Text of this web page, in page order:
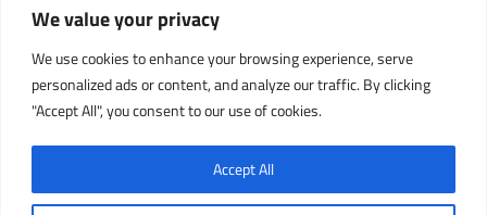
We value your privacy
We use cookies to enhance your browsing experience, serve
personalized ads or content, and analyze our traffic. By clicking
"Accept All", you consent to our use of cookies.
Accept All
Codice fiscale: 82009530401
Codice meccanografico: RNPS02000L
Liceo Scientifico e Musicale "A. Einstein" - Via Agnesi 2/b - 47923 Rimini
- Tel. +39 0541 382571 – Fax +39 0541 381636 E-mail: